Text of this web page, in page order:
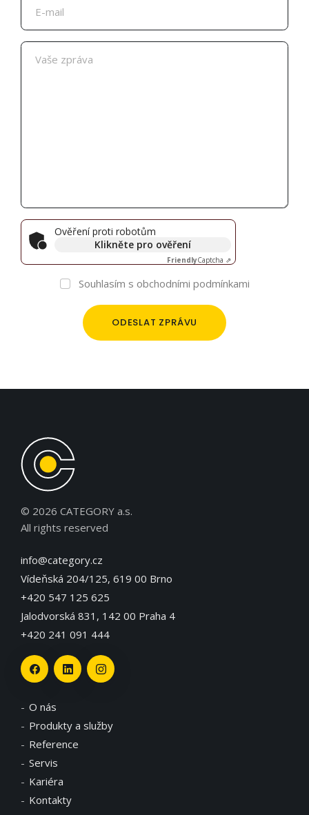
Ověření proti robotům
Klikněte pro ověření
FriendlyCaptcha ⇗
Souhlasím s obchodními podmínkami
ODESLAT ZPRÁVU
© 2026 CATEGORY a.s.
All rights reserved
info@category.cz
Vídeňská 204/125, 619 00 Brno
+420 547 125 625
Jalodvorská 831, 142 00 Praha 4
+420 241 091 444
O nás
Produkty a služby
Reference
Servis
Kariéra
Kontakty